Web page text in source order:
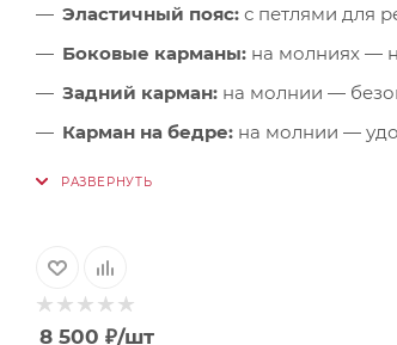
Эластичный пояс: с петлями для
Боковые карманы: на молниях —
Задний карман: на молнии —
Карман на бедре: на молнии —
Анатомическая форма коленей:
8 500 ₽/шт